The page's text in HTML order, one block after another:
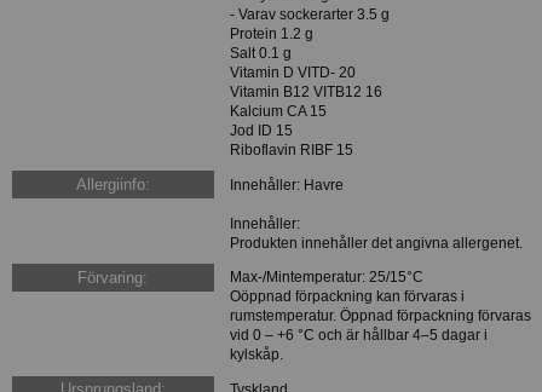
- Varav sockerarter 3.5 g
Protein 1.2 g
Salt 0.1 g
Vitamin D VITD- 20
Vitamin B12 VITB12 16
Kalcium CA 15
Jod ID 15
Riboflavin RIBF 15
Allergiinfo: Innehåller: Havre
Innehåller:
Produkten innehåller det angivna allergenet.
Förvaring:
Max-/Mintemperatur: 25/15°C
Oöppnad förpackning kan förvaras i
rumstemperatur. Öppnad förpackning förvaras
vid 0 – +6 °C och är hållbar 4–5 dagar i
kylskåp.